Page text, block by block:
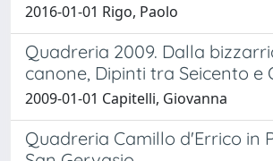
2016-01-01 Rigo, Paolo
Quadreria 2009. Dalla
canone, Dipinti tra Seicento e
2009-01-01 Capitelli, Giovanna
Quadreria Camillo d'Errico in